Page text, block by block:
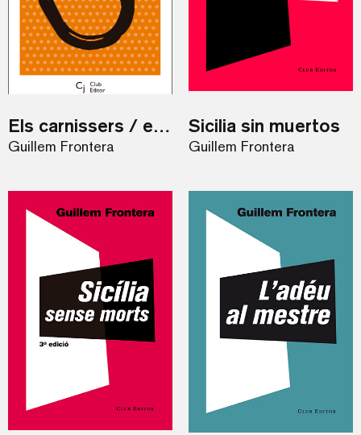
Els carnissers / eBook
Guillem Frontera
Sicilia sin muertos
Guillem Frontera